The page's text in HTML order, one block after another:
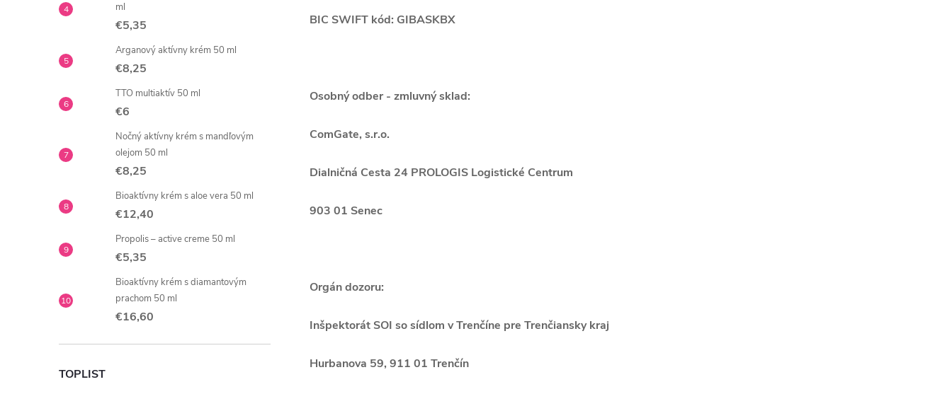
ml
€5,35
Arganový aktívny krém 50 ml
€8,25
TTO multiaktív 50 ml
€6
Nočný aktívny krém s mandľovým
olejom 50 ml
€8,25
Bioaktívny krém s aloe vera 50 ml
€12,40
Propolis – active creme 50 ml
€5,35
Bioaktívny krém s diamantovým
prachom 50 ml
€16,60
TOPLIST
BIC SWIFT kód: GIBASKBX
Osobný odber - zmluvný sklad:
ComGate, s.r.o.
Dialničná Cesta 24 PROLOGIS Logistické Centrum
903 01 Senec
Orgán dozoru:
Inšpektorát SOI so sídlom v Trenčíne pre Trenčiansky kraj
Hurbanova 59, 911 01 Trenčín